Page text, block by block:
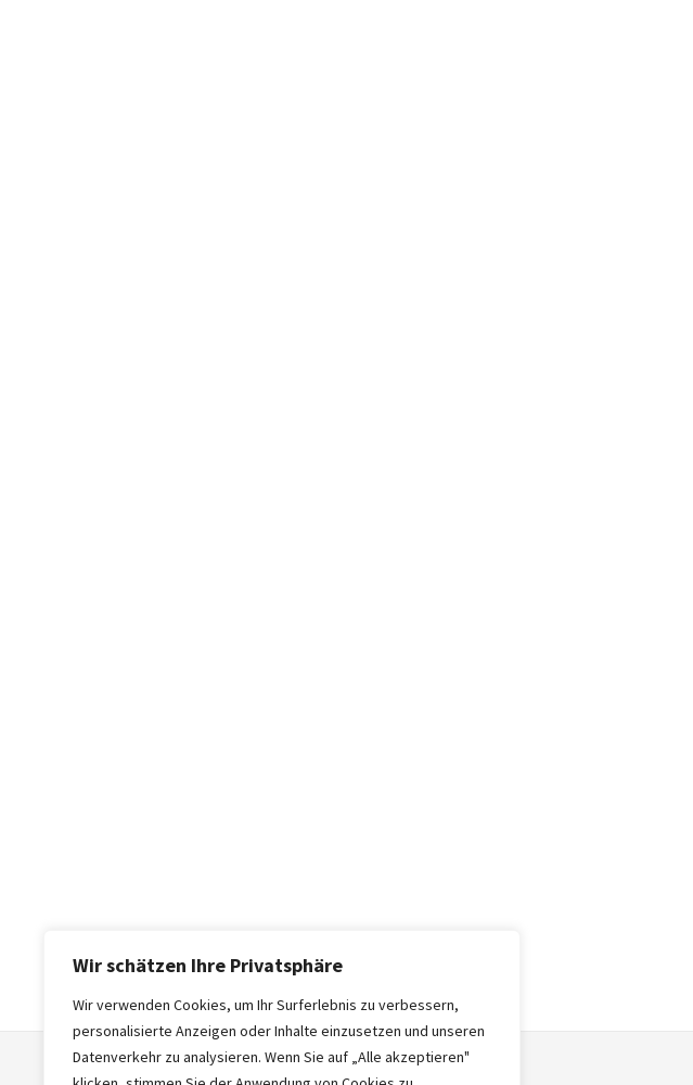
Wir schätzen Ihre Privatsphäre
Wir verwenden Cookies, um Ihr Surferlebnis zu verbessern,
personalisierte Anzeigen oder Inhalte einzusetzen und unseren
Datenverkehr zu analysieren. Wenn Sie auf „Alle akzeptieren"